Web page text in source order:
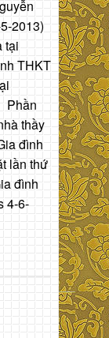
2013)
tại
THKT
thầy
đình
lần thứ
đình
4-6-